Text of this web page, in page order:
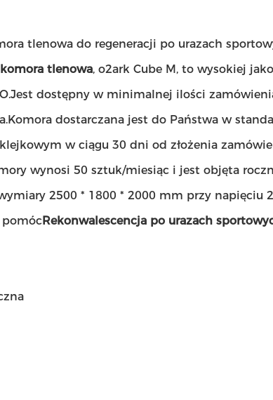
tlenowa do regeneracji po urazach
tlenowa, o2ark Cube M, to wysokiej
dostępny w minimalnej ilości
dostarczana jest do Państwa w
w ciągu 30 dni od złożenia
wynosi 50 sztuk/miesiąc i jest objęta
2500 * 1800 * 2000 mm przy napięciu
Rekonwalescencja po urazach